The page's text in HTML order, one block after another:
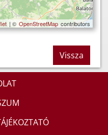
| © OpenStreetMap contributors
Vissza